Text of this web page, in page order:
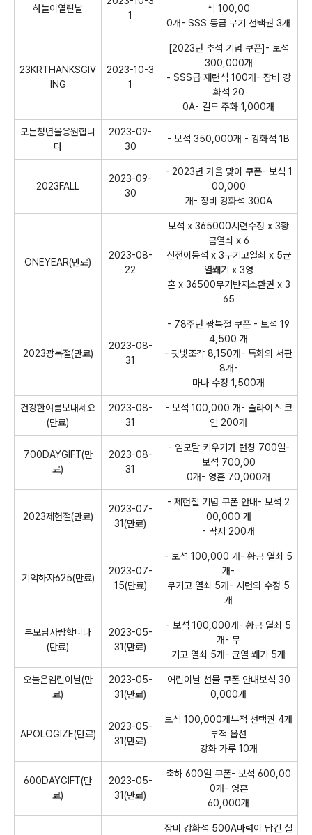
하늘이열린날
1
석 100,00
0개- SSS 등급 무기 선택권 3개
23KRTHANKSGIV
ING
2023-10-3
1
[2023년 추석 기념 쿠폰]- 보석
300,000개
- SSS급 재련석 100개- 장비 강
화석 20
0A- 길드 주화 1,000개
모든청년을응원합니
다
2023-09-
30
- 보석 350,000개 - 강화석 1B
2023FALL
2023-09-
30
- 2023년 가을 맞이 쿠폰- 보석 1
00,000
개- 장비 강화석 300A
ONEYEAR(만료)
2023-08-
22
보석 x 365000시련수정 x 3황
금열쇠 x 6
신전이동석 x 3무기고열쇠 x 5균
열쐐기 x 3영
혼 x 36500무기반지소환권 x 3
65
2023광복절(만료)
2023-08-
31
- 78주년 광복절 쿠폰 - 보석 19
4,500 개
- 핏빛조각 8,150개- 특화의 서판
8개-
마나 수정 1,500개
건강한여름보내세요
(만료)
2023-08-
31
- 보석 100,000 개- 슬라이스 코
인 200개
700DAYGIFT(만
료)
2023-08-
31
- 임모탈 키우기가 런칭 700일-
보석 700,00
0개- 영혼 70,000개
2023제헌절(만료)
2023-07-
31(만료)
- 제헌절 기념 쿠폰 안내- 보석 2
00,000 개
- 딱지 200개
기억하자625(만료)
2023-07-
15(만료)
- 보석 100,000 개- 황금 열쇠 5
개-
무기고 열쇠 5개- 시련의 수정 5
개
부모님사랑합니다
(만료)
2023-05-
31(만료)
- 보석 100,000개- 황금 열쇠 5
개- 무
기고 열쇠 5개- 균열 쐐기 5개
오늘은임린이날(만
료)
2023-05-
31(만료)
어린이날 선물 쿠폰 안내보석 30
0,000개
APOLOGIZE(만료)
2023-05-
31(만료)
보석 100,000개부적 선택권 4개
부적 옵션
강화 가루 10개
600DAYGIFT(만
료)
2023-05-
31(만료)
축하 600일 쿠폰- 보석 600,00
0개- 영혼
60,000개
장비 강화석 500A마력이 담긴 실